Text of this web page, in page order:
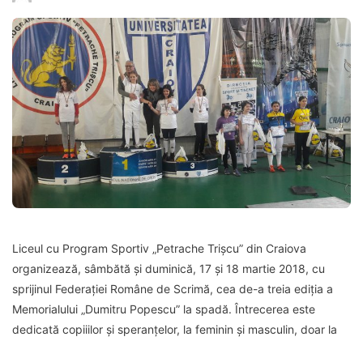
Liceul cu Program Sportiv „Petrache Trișcu” din Craiova
organizează, sâmbătă și duminică, 17 și 18 martie 2018, cu
sprijinul Federației Române de Scrimă, cea de-a treia ediția a
Memorialului „Dumitru Popescu” la spadă. Întrecerea este
dedicată copiiilor și speranțelor, la feminin și masculin, doar la